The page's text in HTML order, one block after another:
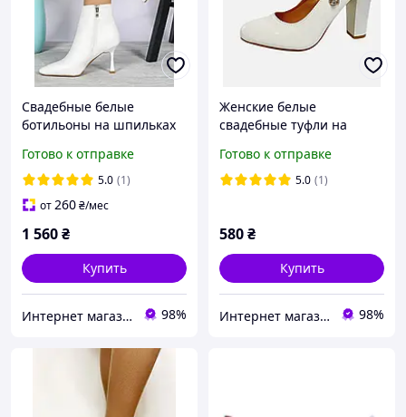
Свадебные белые
ботильоны на шпильках
Готово к отправке
5.0 (1)
от260₴/мес
1 560₴
Купить
Интернет магазин "Ножки в одежке" 98%
Женские белые
свадебные туфли на
невесты с ремешком 38
40
Готово к отправке
5.0 (1)
580₴
Купить
Интернет магазин "Ножки в одежке" 98%